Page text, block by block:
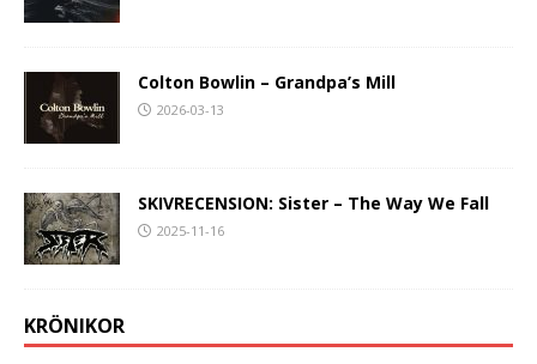
Colton Bowlin – Grandpa’s Mill
2026-03-13
SKIVRECENSION: Sister – The Way We Fall
2025-11-16
KRÖNIKOR